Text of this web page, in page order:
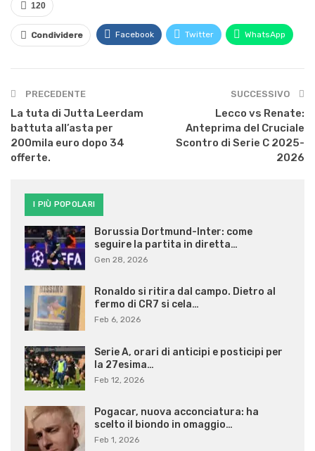
120
Condividere Facebook Twitter WhatsApp
PRECEDENTE
La tuta di Jutta Leerdam
battuta all’asta per
200mila euro dopo 34
offerte.
SUCCESSIVO
Lecco vs Renate:
Anteprima del Cruciale
Scontro di Serie C 2025-
2026
I PIÙ POPOLARI
Borussia Dortmund-Inter: come
seguire la partita in diretta…
Gen 28, 2026
Ronaldo si ritira dal campo. Dietro al
fermo di CR7 si cela…
Feb 6, 2026
Serie A, orari di anticipi e posticipi per
la 27esima…
Feb 12, 2026
Pogacar, nuova acconciatura: ha
scelto il biondo in omaggio…
Feb 1, 2026